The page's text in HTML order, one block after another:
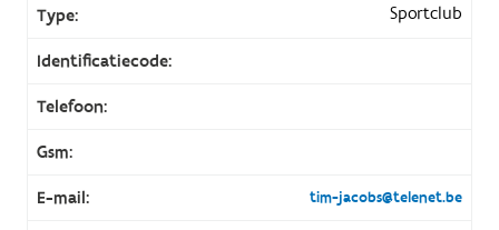
Type: Sportclub
Identificatiecode:
Telefoon:
Gsm:
E-mail: tim-jacobs@telenet.be